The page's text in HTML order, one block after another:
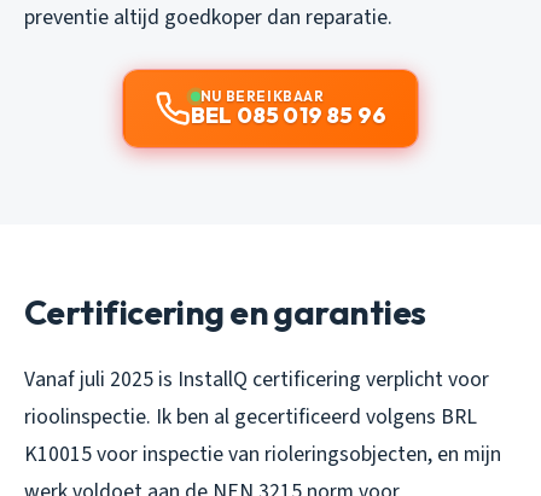
preventie altijd goedkoper dan reparatie.
NU BEREIKBAAR
BEL 085 019 85 96
Certificering en garanties
Vanaf juli 2025 is InstallQ certificering verplicht voor
rioolinspectie. Ik ben al gecertificeerd volgens BRL
K10015 voor inspectie van rioleringsobjecten, en mijn